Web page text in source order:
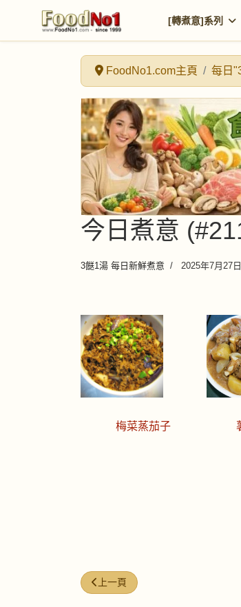
[轉煮意]系列
FoodNo1.com主頁 每日
今日煮意
3餸1湯 每日新鮮煮意 2025年7月27日
梅菜蒸茄子
上一篇文章: 今日煮意 (#210)
上一頁